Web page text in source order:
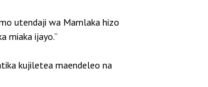
utendaji wa Mamlaka hizo
miaka ijayo.”
kujiletea maendeleo na